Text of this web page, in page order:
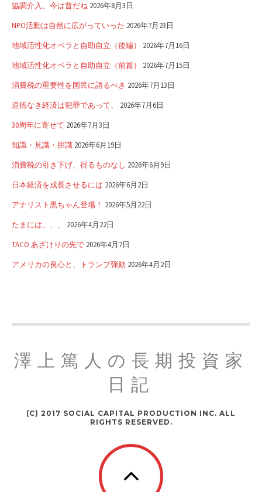
協調介入、今は昔だね 2026年8月3日
NPO活動は自然に広がっていった 2026年7月23日
地域活性化オペラと自助自立（後編） 2026年7月16日
地域活性化オペラと自助自立（前篇） 2026年7月15日
消費税の重要性を国民に語るべき 2026年7月13日
道徳なき経済は犯罪であって、 2026年7月6日
30周年に寄せて 2026年7月3日
知識・見識・胆識 2026年6月19日
消費税の引き下げ、得るものなし 2026年6月9日
日本経済を成長させるには 2026年6月2日
アナリスト黒ちゃん登場！ 2026年5月22日
たまには、、、 2026年4月22日
TACO あざけりの先で 2026年4月7日
アメリカの良心と、トランプ弾劾 2026年4月2日
澤上篤人の長期投資家
日記
(C) 2017 SOCIAL CAPITAL PRODUCTION INC. ALL
RIGHTS RESERVED.